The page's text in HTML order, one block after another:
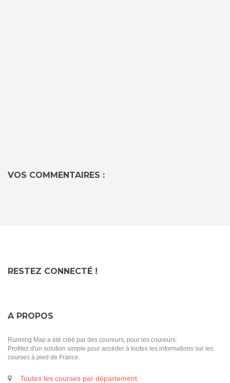
VOS COMMENTAIRES :
RESTEZ CONNECTÉ !
A PROPOS
Running Map a été créé par des coureurs, pour les coureurs.
Profitez d'un solution simple pour accéder à toutes les informations sur les
courses à pied de France.
Toutes les courses par département.